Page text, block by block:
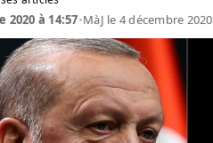
2020 à 14:57•MàJ le 4 décembre 2020